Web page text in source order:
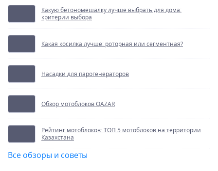
Какую бетономешалку лучше выбрать для дома:
критерии выбора
Какая косилка лучше: роторная или сегментная?
Насадки для парогенераторов
Обзор мотоблоков QAZAR
Рейтинг мотоблоков: ТОП 5 мотоблоков на территории
Казахстана
Все обзоры и советы